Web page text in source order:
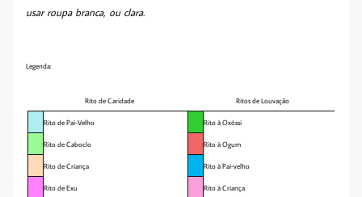
usar roupa branca, ou clara.
Legenda:
Rito de Caridade Ritos de Louvação
Rito de Pai-Velho Rito à Oxóssi
Rito de Caboclo Rito à Ogum
Rito de Criança Rito à Pai-velho
Rito de Exu Rito à Criança